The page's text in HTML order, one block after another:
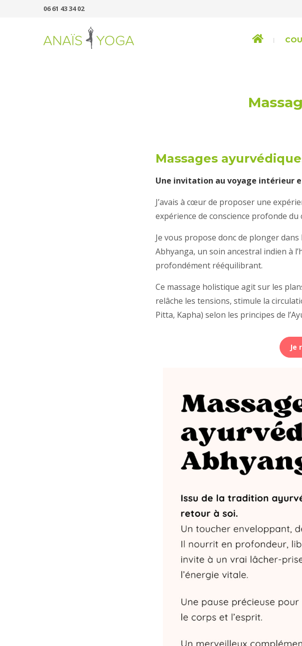
06 61 43 34 02
Massages
Une invitation au voyage intérieur
J’avais à cœur de proposer une
expérience de conscience profonde
Je vous propose donc de plonger dans
Abhyanga, un soin ancestral indien à
profondément rééquilibrant.
Ce massage holistique agit sur les
relâche les tensions, stimule la
Pitta, Kapha) selon les principes de
Je